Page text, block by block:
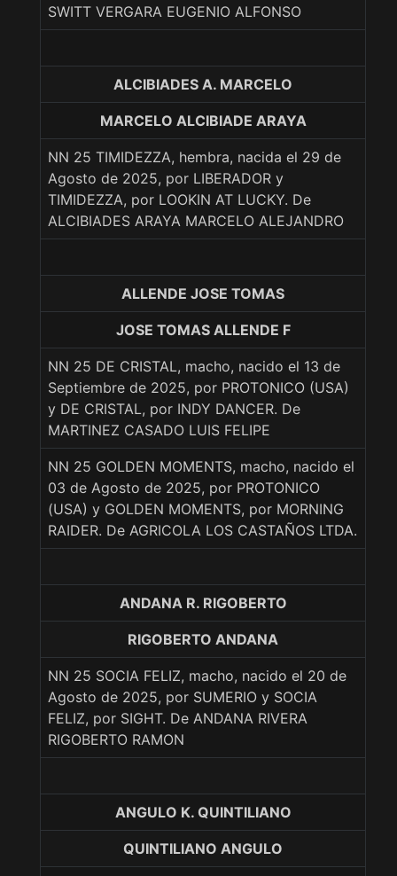
SWITT VERGARA EUGENIO ALFONSO
ALCIBIADES A. MARCELO
MARCELO ALCIBIADE ARAYA
NN 25 TIMIDEZZA, hembra, nacida el 29 de
Agosto de 2025, por LIBERADOR y
TIMIDEZZA, por LOOKIN AT LUCKY. De
ALCIBIADES ARAYA MARCELO ALEJANDRO
ALLENDE JOSE TOMAS
JOSE TOMAS ALLENDE F
NN 25 DE CRISTAL, macho, nacido el 13 de
Septiembre de 2025, por PROTONICO (USA)
y DE CRISTAL, por INDY DANCER. De
MARTINEZ CASADO LUIS FELIPE
NN 25 GOLDEN MOMENTS, macho, nacido el
03 de Agosto de 2025, por PROTONICO
(USA) y GOLDEN MOMENTS, por MORNING
RAIDER. De AGRICOLA LOS CASTAÑOS LTDA.
ANDANA R. RIGOBERTO
RIGOBERTO ANDANA
NN 25 SOCIA FELIZ, macho, nacido el 20 de
Agosto de 2025, por SUMERIO y SOCIA
FELIZ, por SIGHT. De ANDANA RIVERA
RIGOBERTO RAMON
ANGULO K. QUINTILIANO
QUINTILIANO ANGULO